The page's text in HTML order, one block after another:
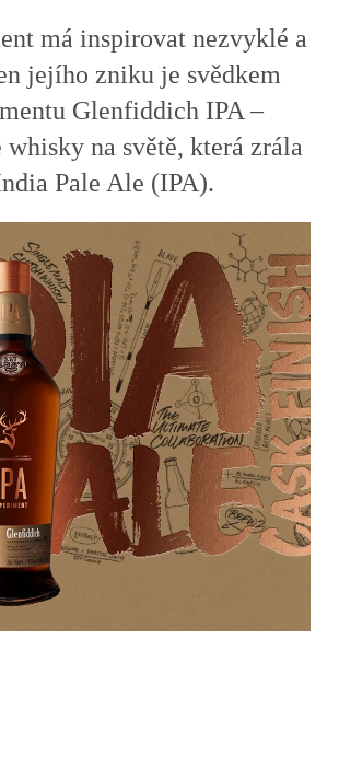
má inspirovat nezvyklé a
jejího zniku je svědkem
Glenfiddich IPA –
na světě, která zrála
Pale Ale (IPA).